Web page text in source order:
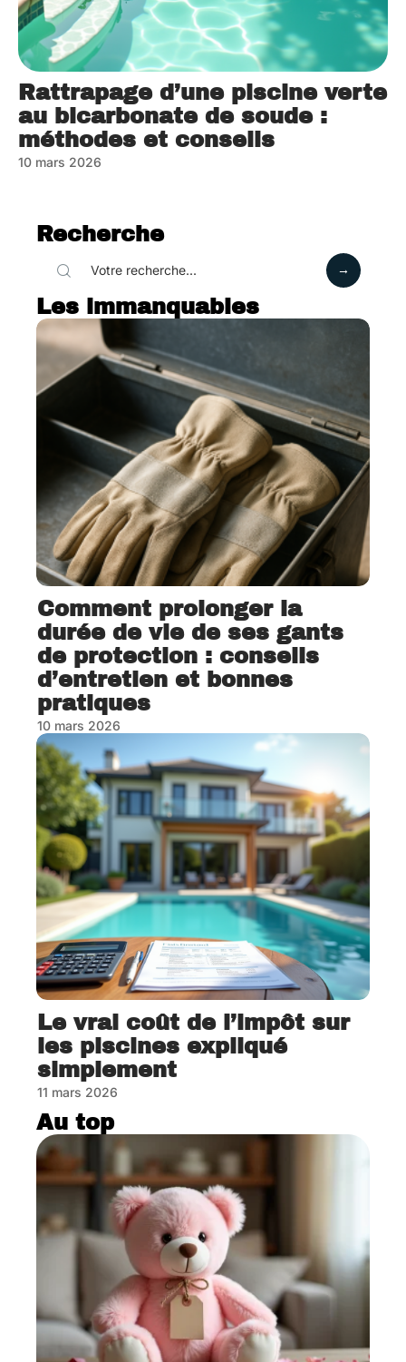
Rattrapage d’une piscine verte
au bicarbonate de soude :
méthodes et conseils
10 mars 2026
Recherche
Les immanquables
Comment prolonger la
durée de vie de ses gants
de protection : conseils
d’entretien et bonnes
pratiques
10 mars 2026
Le vrai coût de l’impôt sur
les piscines expliqué
simplement
11 mars 2026
Au top